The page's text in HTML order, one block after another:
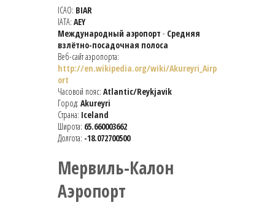
ICAO: BIAR
IATA: AEY
Международный аэропорт - Средняя
взлётно-посадочная полоса
Веб-сайт аэропорта:
http://en.wikipedia.org/wiki/Akureyri_Airp
ort
Часовой пояс: Atlantic/Reykjavik
Город: Akureyri
Страна: Iceland
Широта: 65.660003662
Долгота: -18.072700500
Мервиль-Калон
Аэропорт